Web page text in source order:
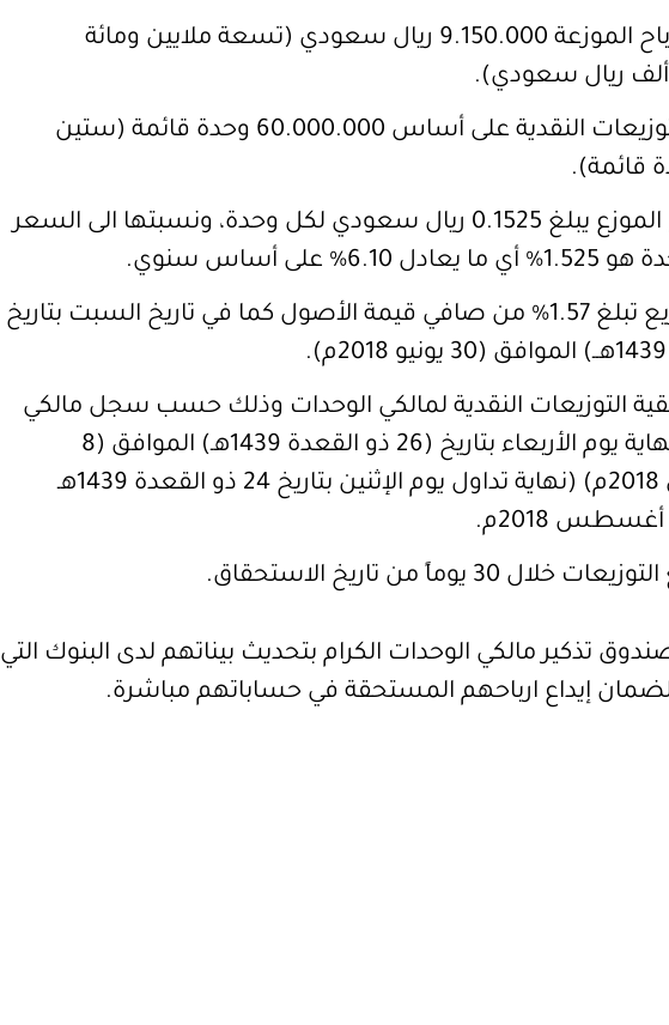
اجمالي الأرباح الموزعة 9.150.000 ريال سعودي (تسعة ملايين ومائة
ريال سعودي).
ستكون التوزيعات النقدية على أساس 60.000.000 وحدة قائمة (ستين
قائمة).
قيمة الربح الموزع يبلغ 0.1525 ريال سعودي لكل وحدة، ونسبتها الى السعر
على أساس سنوي.
نسبة التوزيع تبلغ 1.57% من صافي قيمة الأصول كما في تاريخ السبت بتاريخ
التوزيعات النقدية لمالكي الوحدات وذلك حسب سجل مالكي
الوحدات بنهاية يوم الأربعاء بتاريخ (26 ذو القعدة 1439هـ) الموافق (8
أغسطس 2018م) (نهاية تداول يوم الإثنين بتاريخ 24 ذو القعدة 1439هـ
30 يوماً من تاريخ الاستحقاق.
تذكير مالكي الوحدات الكرام بتحديث بيناتهم لدى البنوك التي
إيداع ارباحهم المستحقة في حساباتهم مباشرة.